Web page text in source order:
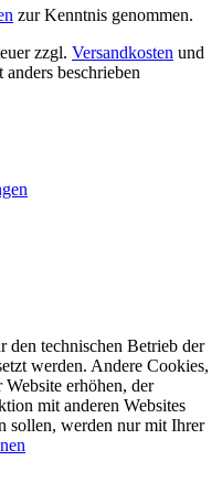
zur Kenntnis genommen.
zzgl. Versandkosten und
beschrieben
den technischen Betrieb der
werden. Andere Cookies,
erhöhen, der
mit anderen Websites
sollen, werden nur mit Ihrer